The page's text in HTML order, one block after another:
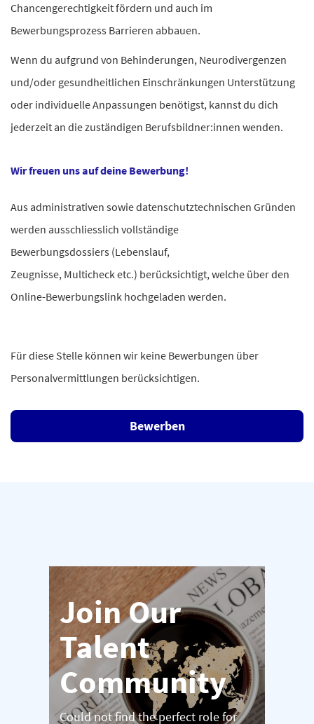
Chancengerechtigkeit fördern und auch im
Bewerbungsprozess Barrieren abbauen.
Wenn du aufgrund von Behinderungen, Neurodivergenzen
und/oder gesundheitlichen Einschränkungen Unterstützung
oder individuelle Anpassungen benötigst, kannst du dich
jederzeit an die zuständigen Berufsbildner:innen wenden.
Wir freuen uns auf deine Bewerbung!
Aus administrativen sowie datenschutztechnischen Gründen
werden ausschliesslich vollständige
Bewerbungsdossiers (Lebenslauf,
Zeugnisse, Multicheck etc.) berücksichtigt, welche über den
Online-Bewerbungslink hochgeladen werden.
Für diese Stelle können wir keine Bewerbungen über
Personalvermittlungen berücksichtigen.
Bewerben
Join Our
Talent
Community
Could not find the perfect role for